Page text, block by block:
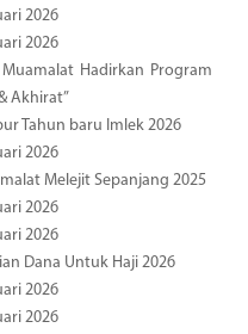
2026
2026
Hadirkan Program
Akhirat”
Tahun baru Imlek 2026
2026
Melejit Sepanjang 2025
2026
2026
Dana Untuk Haji 2026
2026
2026